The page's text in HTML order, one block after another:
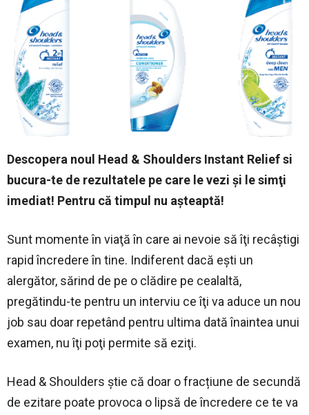
Descopera noul Head & Shoulders Instant Relief si
bucura-te de rezultatele pe care le vezi şi le simţi
imediat! Pentru că timpul nu aşteaptă!
Sunt momente în viaţă în care ai nevoie să îţi recâştigi
rapid încredere în tine. Indiferent dacă eşti un
alergător, sărind de pe o clădire pe cealaltă,
pregătindu-te pentru un interviu ce îţi va aduce un nou
job sau doar repetând pentru ultima dată înaintea unui
examen, nu îţi poţi permite să eziţi.
Head & Shoulders ştie că doar o fracțiune de secundă
de ezitare poate provoca o lipsă de încredere ce te va